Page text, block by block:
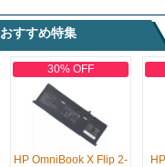
おすすめ特集
30% OFF
HP OmniBook X Flip 2-